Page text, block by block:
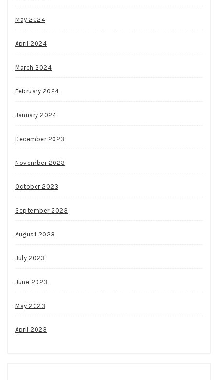
May 2024
April 2024
March 2024
February 2024
January 2024
December 2023
November 2023
October 2023
September 2023
August 2023
July 2023
June 2023
May 2023
April 2023